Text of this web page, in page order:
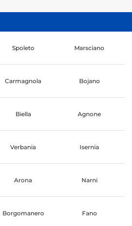
Spoleto Marsciano
Carmagnola Bojano
Biella Agnone
Verbania Isernia
Arona Narni
Borgomanero Fano